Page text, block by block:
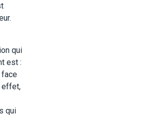
qui
est :
face
effet,
qui